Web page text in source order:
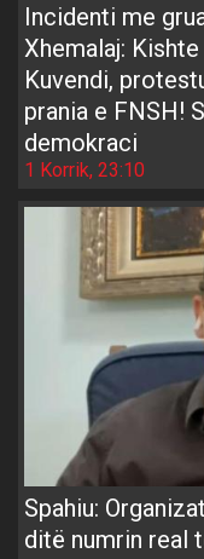
Incidenti me
Xhemalaj:
Kuvendi,
prania e FNSH!
demokraci
1 Korrik, 23:10
Spahiu:
ditë numrin real